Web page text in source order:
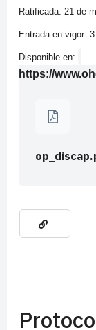
Ratificada: 21 de
Entrada en vigor:
Disponible en:
https://